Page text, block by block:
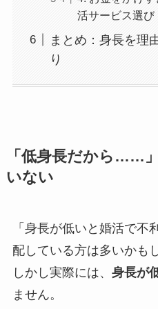
活サービス選び
まとめ：身長を理
り
「低身長だから……
いない
「身長が低いと婚活で不
配している方は多いかも
しかし実際には、 身長が
ません。